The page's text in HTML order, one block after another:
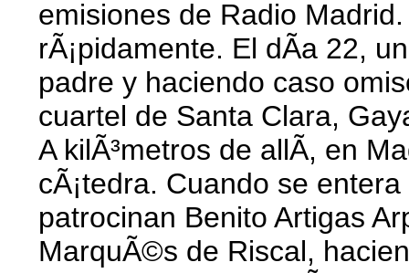
emisiones de Radio
rÃ¡pidamente. El dÃ­a 22,
padre y haciendo caso
cuartel de Santa Clara,
A kilÃ³metros de allÃ­, en
cÃ¡tedra. Cuando se
patrocinan Benito Artigas
MarquÃ©s de Riscal,